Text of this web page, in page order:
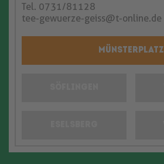
Tel. 0731/81128
tee-gewuerze-geiss@t-online.de
MÜNSTERPLATZ